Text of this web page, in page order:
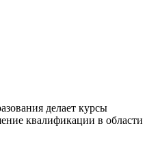
делает курсы
квалификации в области